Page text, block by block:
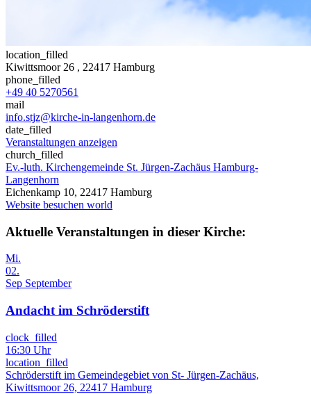
location_filled
Kiwittsmoor 26 , 22417 Hamburg
phone_filled
+49 40 5270561
mail
info.stjz@kirche-in-langenhorn.de
date_filled
Veranstaltungen anzeigen
church_filled
Ev.-luth. Kirchengemeinde St. Jürgen-Zachäus Hamburg-
Langenhorn
Eichenkamp 10, 22417 Hamburg
Website besuchen world
Aktuelle Veranstaltungen in dieser Kirche:
Mi.
02.
Sep September
Andacht im Schröderstift
clock_filled
16:30 Uhr
location_filled
Schröderstift im Gemeindegebiet von St- Jürgen-Zachäus,
Kiwittsmoor 26, 22417 Hamburg